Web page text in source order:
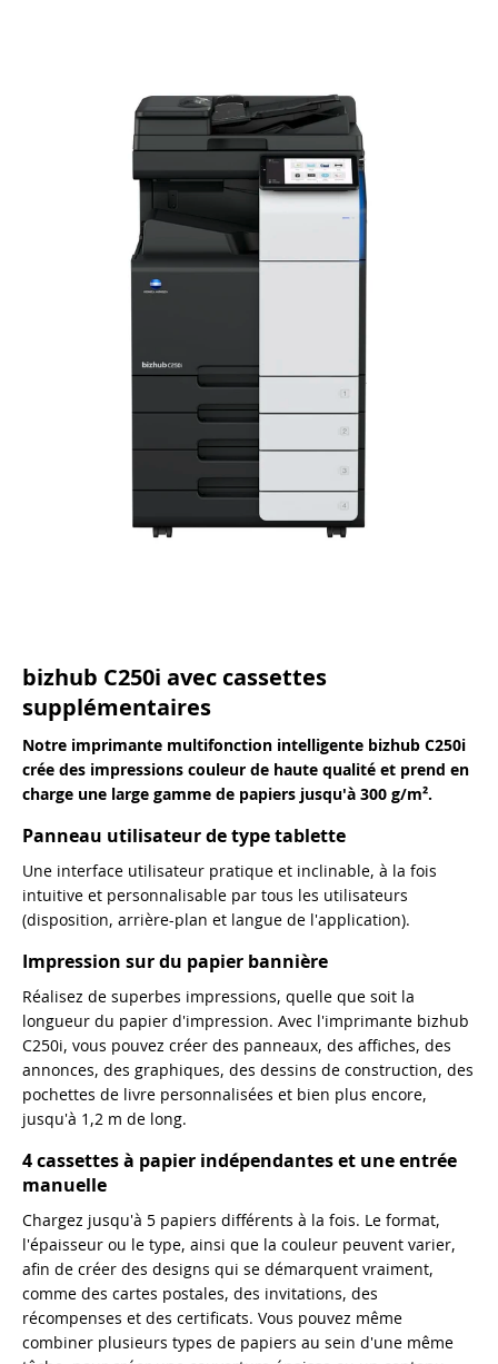
bizhub C250i avec cassettes
supplémentaires
Notre imprimante multifonction intelligente bizhub C250i
crée des impressions couleur de haute qualité et prend en
charge une large gamme de papiers jusqu'à 300 g/m².
Panneau utilisateur de type tablette
Une interface utilisateur pratique et inclinable, à la fois
intuitive et personnalisable par tous les utilisateurs
(disposition, arrière-plan et langue de l'application).
Impression sur du papier bannière
Réalisez de superbes impressions, quelle que soit la
longueur du papier d'impression. Avec l'imprimante bizhub
C250i, vous pouvez créer des panneaux, des affiches, des
annonces, des graphiques, des dessins de construction, des
pochettes de livre personnalisées et bien plus encore,
jusqu'à 1,2 m de long.
4 cassettes à papier indépendantes et une entrée
manuelle
Chargez jusqu'à 5 papiers différents à la fois. Le format,
l'épaisseur ou le type, ainsi que la couleur peuvent varier,
afin de créer des designs qui se démarquent vraiment,
comme des cartes postales, des invitations, des
récompenses et des certificats. Vous pouvez même
combiner plusieurs types de papiers au sein d'une même